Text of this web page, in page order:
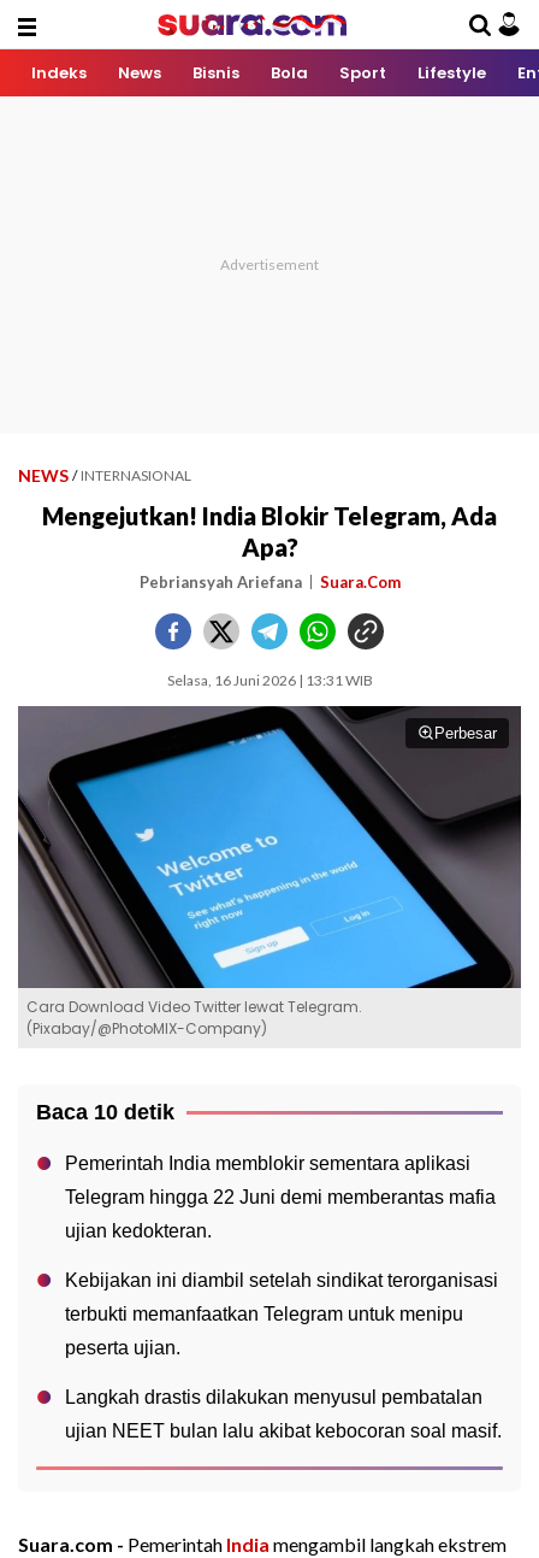
Indeks News Bisnis Bola Sport Lifestyle
NEWS / INTERNASIONAL
Mengejutkan! India Blokir Telegram, Ada
Apa?
Pebriansyah Ariefana Suara.Com
Selasa, 16 Juni 2026 | 13:31 WIB
Perbesar
Cara Download Video Twitter lewat Telegram.
(Pixabay/@PhotoMIX-Company)
Baca 10 detik
Pemerintah India memblokir sementara aplikasi
Telegram hingga 22 Juni demi memberantas mafia
ujian kedokteran.
Kebijakan ini diambil setelah sindikat terorganisasi
terbukti memanfaatkan Telegram untuk menipu
peserta ujian.
Langkah drastis dilakukan menyusul pembatalan
ujian NEET bulan lalu akibat kebocoran soal masif.
Suara.com - Pemerintah India mengambil langkah ekstrem